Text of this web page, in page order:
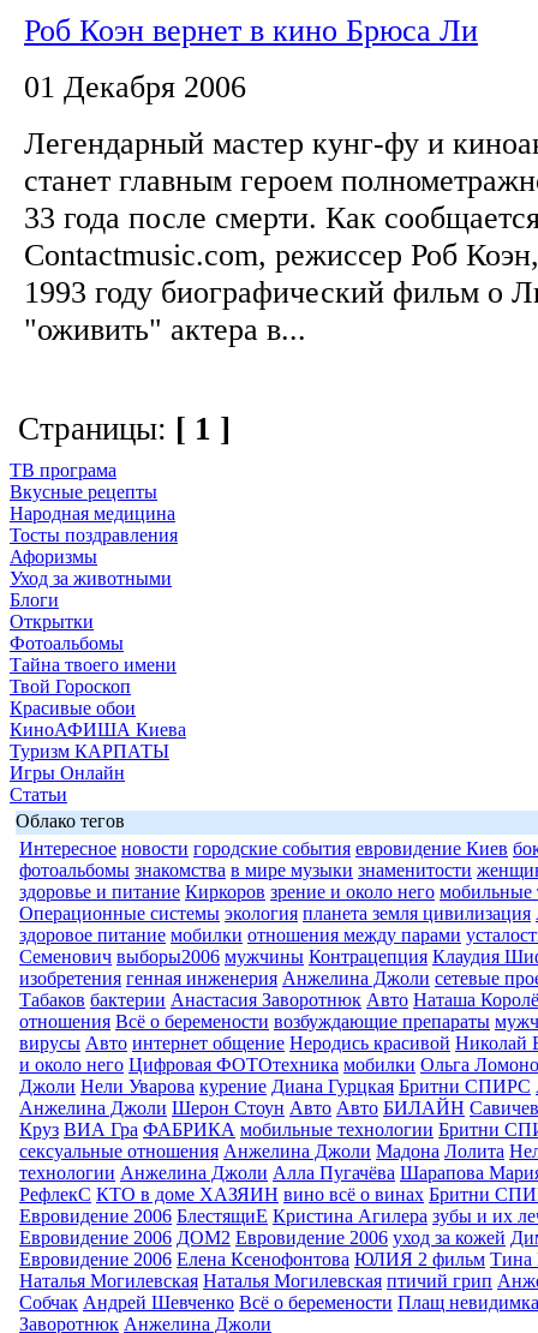
Роб Коэн вернет в кино Брюса Ли
01 Декабря 2006
Легендарный мастер кунг-фу и
станет главным героем
33 года после смерти. Как
Contactmusic.com, режиссер Роб
1993 году биографический фильм о
"оживить" актера в...
Страницы: [ 1 ]
ТВ програма
Вкусные рецепты
Народная медицина
Тосты поздравления
Афоризмы
Уход за животными
Блоги
Открытки
Фотоальбомы
Тайна твоего имени
Твой Гороскоп
Красивые обои
КиноАФИША Киева
Туризм КАРПАТЫ
Игры Онлайн
Статьи
Облако тегов
Интересное новости городские события евровидение Киев
фотоальбомы знакомства в мире музыки знаменитости
здоровье и питание Киркоров зрение и около него мобильные
Операционные системы экология планета земля цивилизация
здоровое питание мобилки отношения между парами
Семенович выборы2006 мужчины Контрацепция Клаудия
изобретения генная инженерия Анжелина Джоли сетевые
Табаков бактерии Анастасия Заворотнюк Авто Наташа
отношения Всё о беремености возбуждающие препараты
вирусы Авто интернет общение Неродись красивой Николай
и около него Цифровая ФОТОтехника мобилки Ольга
Джоли Нели Уварова курение Диана Гурцкая Бритни СПИРС
Анжелина Джоли Шерон Стоун Авто Авто БИЛАЙН
Круз ВИА Гра ФАБРИКА мобильные технологии Бритни
сексуальные отношения Анжелина Джоли Мадона Лолита
технологии Анжелина Джоли Алла Пугачёва Шарапова
РефлекС КТО в доме ХАЗЯИН вино всё о винах Бритни
Евровидение 2006 БлестящиЕ Кристина Агилера зубы и их
Евровидение 2006 ДОМ2 Евровидение 2006 уход за кожей
Евровидение 2006 Елена Ксенофонтова ЮЛИЯ 2 фильм Тина
Наталья Могилевская Наталья Могилевская птичий грип
Собчак Андрей Шевченко Всё о беремености Плащ невидимка
Заворотнюк Анжелина Джоли